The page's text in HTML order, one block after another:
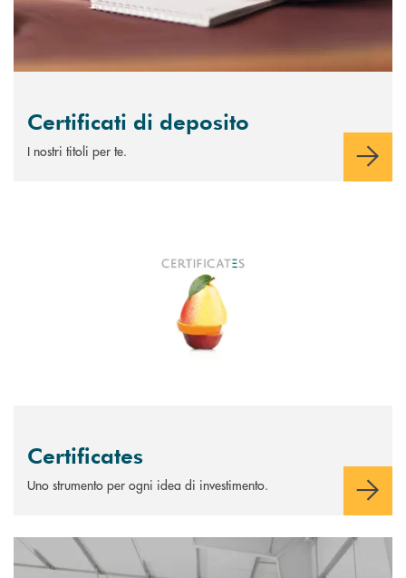
Certificati di deposito
I nostri titoli per te.
Certificates
Uno strumento per ogni idea di investimento.
Scopri di più Soluzioni di investimento PIR